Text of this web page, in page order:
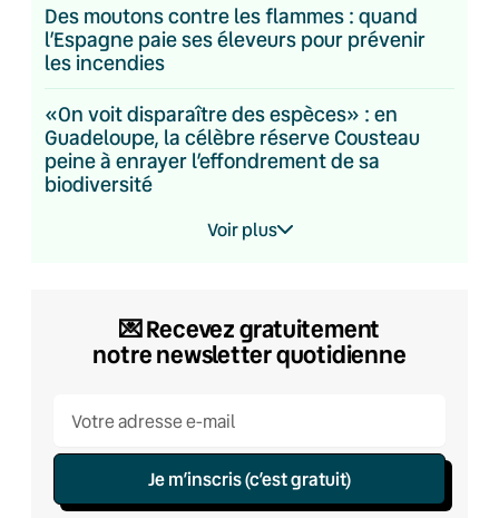
Des moutons contre les flammes : quand
l’Espagne paie ses éleveurs pour prévenir
les incendies
«On voit disparaître des espèces» : en
Guadeloupe, la célèbre réserve Cousteau
peine à enrayer l’effondrement de sa
biodiversité
Voir plus
💌​ Recevez gratuitement
notre newsletter quotidienne
Je m’inscris (c’est gratuit)